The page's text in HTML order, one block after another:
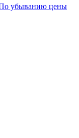
убыванию цены